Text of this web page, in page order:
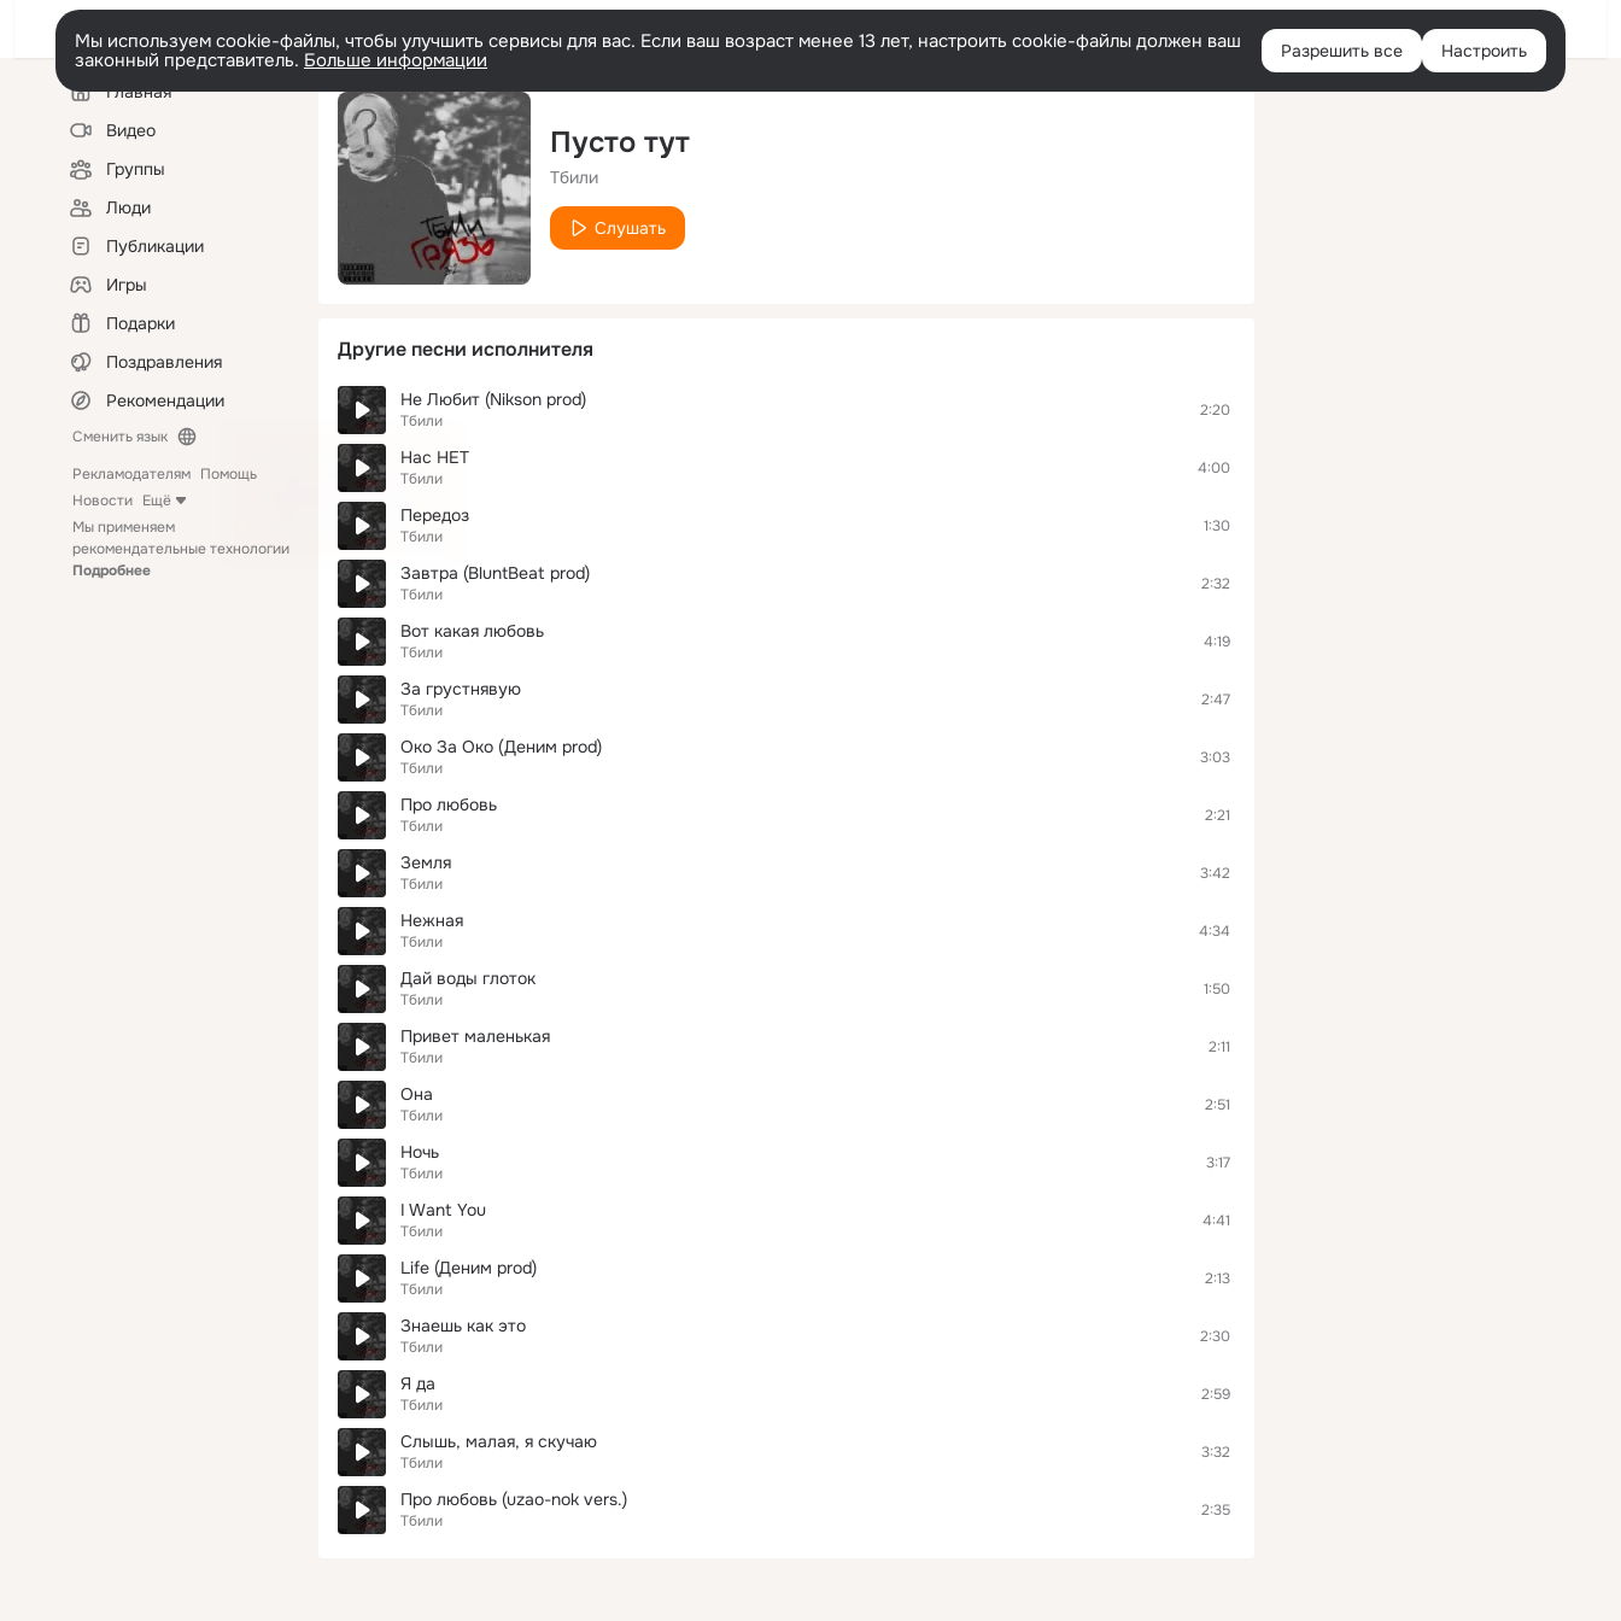
Войти
Мы используем cookie-файлы, чтобы улучшить сервисы для вас. Если ваш возраст менее 13 лет, настроить cookie-файлы должен ваш
законный представитель. Больше информации Разрешить все Настроить
Левая
колонкаГлавная
Видео
Группы
Люди
Публикации
Игры
Подарки
Поздравления
Рекомендации
Сменить язык
Рекламодателям Помощь
Новости Ещё
Мы применяем
рекомендательные технологии
Подробнее
Пусто тут
Тбили
Слушать
Другие песни исполнителя
Не Любит (Nikson prod)
Тбили
2:20
Нас НЕТ
Тбили
4:00
Передоз
Тбили
1:30
Завтра (BluntBeat prod)
Тбили
2:32
Вот какая любовь
Тбили
4:19
За грустнявую
Тбили
2:47
Око За Око (Деним prod)
Тбили
3:03
Про любовь
Тбили
2:21
Земля
Тбили
3:42
Нежная
Тбили
4:34
Дай воды глоток
Тбили
1:50
Привет маленькая
Тбили
2:11
Она
Тбили
2:51
Ночь
Тбили
3:17
I Want You
Тбили
4:41
Life (Деним prod)
Тбили
2:13
Знаешь как это
Тбили
2:30
Я да
Тбили
2:59
Слышь, малая, я скучаю
Тбили
3:32
Про любовь (uzao-nok vers.)
Тбили
2:35